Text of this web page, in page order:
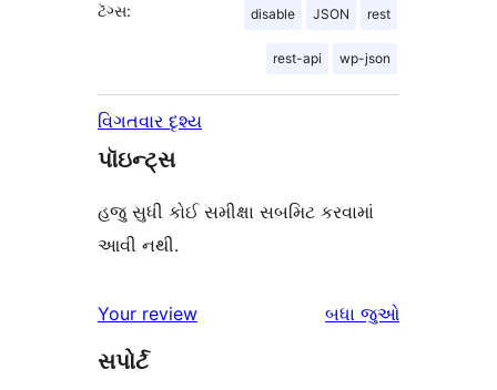
ટૅગ્સ: disable JSON rest
rest-api wp-json
વિગતવાર દૃશ્ય
પૉઇન્ટ્સ
હજુ સુધી કોઈ સમીક્ષા સબમિટ કરવામાં
આવી નથી.
Your review બધા સમીક્ષાઓ
જુઓ
સપોર્ટ